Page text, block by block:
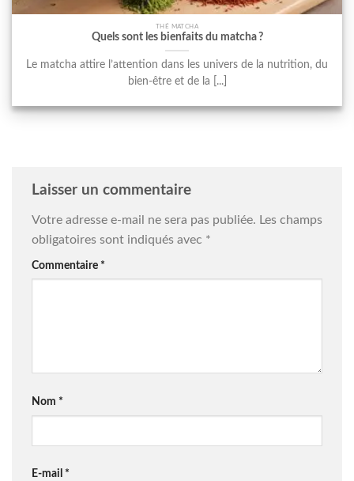
THÉ MATCHA
Quels sont les bienfaits du matcha ?
Le matcha attire l’attention dans les univers de la nutrition, du
bien-être et de la [...]
Laisser un commentaire
Votre adresse e-mail ne sera pas publiée. Les champs
obligatoires sont indiqués avec *
Commentaire *
Nom *
E-mail *